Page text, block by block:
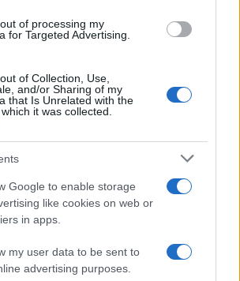
of processing my
for Targeted Advertising.
of Collection, Use,
and/or Sharing of my
that Is Unrelated with the
it was collected.
Google to enable storage
like cookies on web or
in apps.
my user data to be sent to
advertising purposes.
il governo Usa minimizza le
fonti interne...
al "grillete fiscal": l'Argentina si
(ancora una volta)
7609